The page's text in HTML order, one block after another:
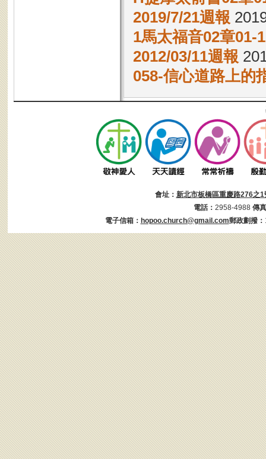
2019/7/21週報
1馬太福音02章01-
2012/03/11週報
058-信心道路上的
會址： 新北市板橋區重慶路276之1
電話： 2958-4988 傳
電子信箱： hopoo.church@gmail.com郵政劃撥：